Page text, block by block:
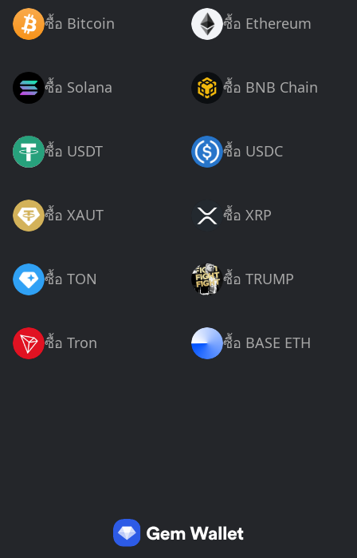
ซื้อ Bitcoin ซื้อ Ethereum
ซื้อ Solana ซื้อ BNB Chain
ซื้อ USDT ซื้อ USDC
ซื้อ XAUT ซื้อ XRP
ซื้อ TON ซื้อ TRUMP
ซื้อ Tron ซื้อ BASE ETH